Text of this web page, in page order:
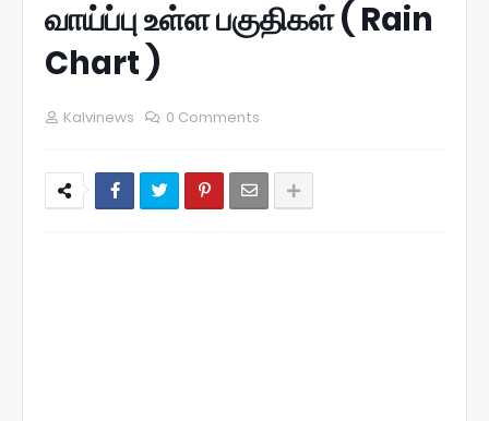
வாய்ப்பு உள்ள பகுதிகள் ( Rain
Chart )
Kalvinews 0 Comments